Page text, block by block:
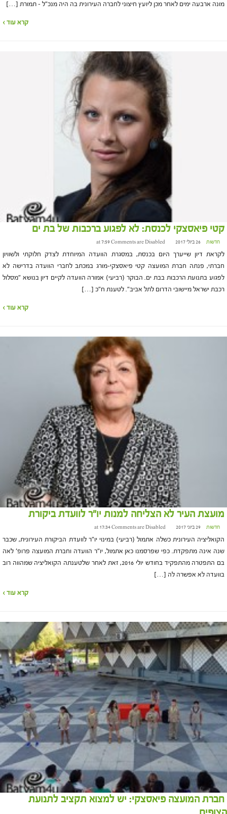
מונה ארבעה ימים לאחר מכן ליועץ חיצוני לחברה העירונית בה היה מנכ"ל – תמורת […]
קרא עוד ›
קטי פיאסצקי לכנסת: לא לפגוע ברכבות של בת ים
חדשות 26 ביולי 2017 at 7:59 Comments are Disabled
לקראת דיון שייערך היום בכנסת, במסגרת הוועדה המיוחדת לצדק חלוקתי ולשוויון
חברתי, פנתה חברת המועצה קטי פיאסצקי-מורג במכתב לחברי הוועדה בדרישה לא
לפגוע בתנועת הרכבות בבת ים. הבוקר (רביעי) אמורה הוועדה לקיים דיון בנושא "מסלול
רכבת ישראל מיישובי הדרום לתל אביב". לטענת ח"כ […]
קרא עוד ›
מועצת העיר לא הצליחה למנות יו"ר לוועדת ביקורת
חדשות 29 ביוני 2017 at 17:34 Comments are Disabled
הקואליציה העירונית כשלה אתמול (רביעי) במינוי יו"ר לוועדת הביקורת העירונית, שכבר
שנה אינה מתפקדת. כפי שפרסמנו כאן אתמול, יו"ר הוועדה וחברת המועצה פרופ' לאה
בם התפטרה מהתפקיד בחודש יולי 2016, זאת לאחר שלטענתה הקואליציה שמהווה רוב
בוועדה לא אפשרה לה […]
קרא עוד ›
חברת המועצה פיאסצקי: יש למצוא תקציב לתנועת